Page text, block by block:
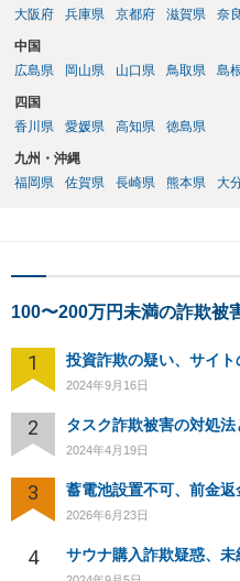
大阪府
兵庫県 京都府 滋賀県 奈
中国
広島県
岡山県 山口県 鳥取県 島
四国
香川県
愛媛県 高知県 徳島県
九州・沖縄
福岡県
佐賀県 長崎県 熊本県 大
100〜200万円未満の詐欺被
1 投資詐欺の疑い、サイ
2024年9月16日
2 タスク詐欺被害の対処
2024年4月19日
3 蓄電池設置不可、前金返
2026年6月23日
4 サウナ購入詐欺疑惑、